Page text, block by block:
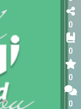
0
0
0
0